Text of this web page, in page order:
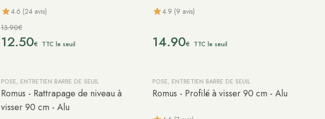
4.6 (24 avis)
13.90€
12.50€ TTC le seuil
4.9 (9 avis)
14.90€ TTC le seuil
POSE, ENTRETIEN BARRE DE SEUIL
Romus - Rattrapage de niveau à
visser 90 cm - Alu
POSE, ENTRETIEN BARRE DE SEUIL
Romus - Profilé à visser 90 cm - Alu